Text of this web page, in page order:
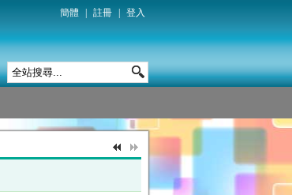
簡體 註冊 登入